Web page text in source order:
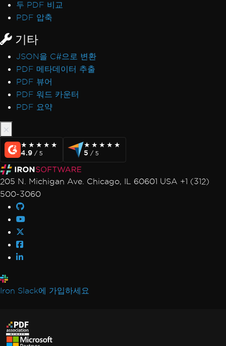
두 PDF 비교
PDF 압축
기타
JSON을 C#으로 변환
PDF 메타데이터 추출
PDF 뷰어
PDF 워드 카운터
PDF 요약
★★★★★
★★★★★
4.9 / 5
★★★★★
★★★★★
5 / 5
205 N. Michigan Ave. Chicago, IL 60601 USA +1 (312)
500-3060
Iron Slack에 가입하세요